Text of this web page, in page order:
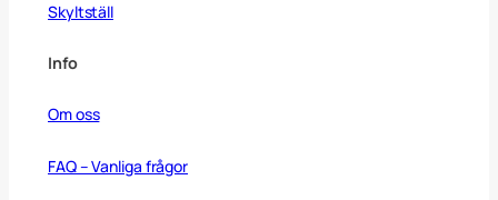
Skyltställ
Info
Om oss
FAQ – Vanliga frågor